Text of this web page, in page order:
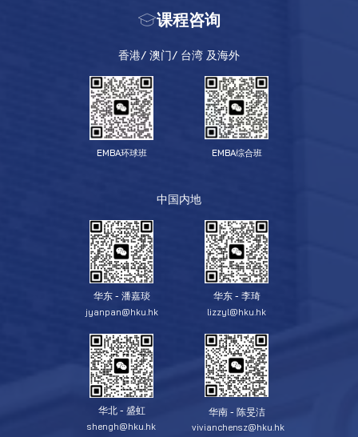
课程咨询
香港/ 澳门/ 台湾 及海外
EMBA环球班 EMBA综合班
中国内地
华东 - 潘嘉琰
jyanpan@hku.hk
华东 - 李琦
lizzyl@hku.hk
华北 - 盛虹
shengh@hku.hk
华南 - 陈旻洁
vivianchensz@hku.hk